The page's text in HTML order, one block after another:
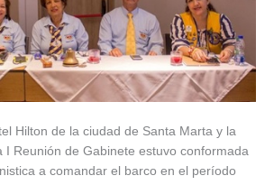
Hilton de la ciudad de Santa Marta y la
I Reunión de Gabinete estuvo conformada
a comandar el barco en el período